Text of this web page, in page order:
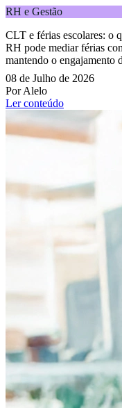
RH e Gestão
CLT e férias escolares: o
RH pode mediar férias
mantendo o engajamento
08 de Julho de 2026
Por Alelo
Ler conteúdo